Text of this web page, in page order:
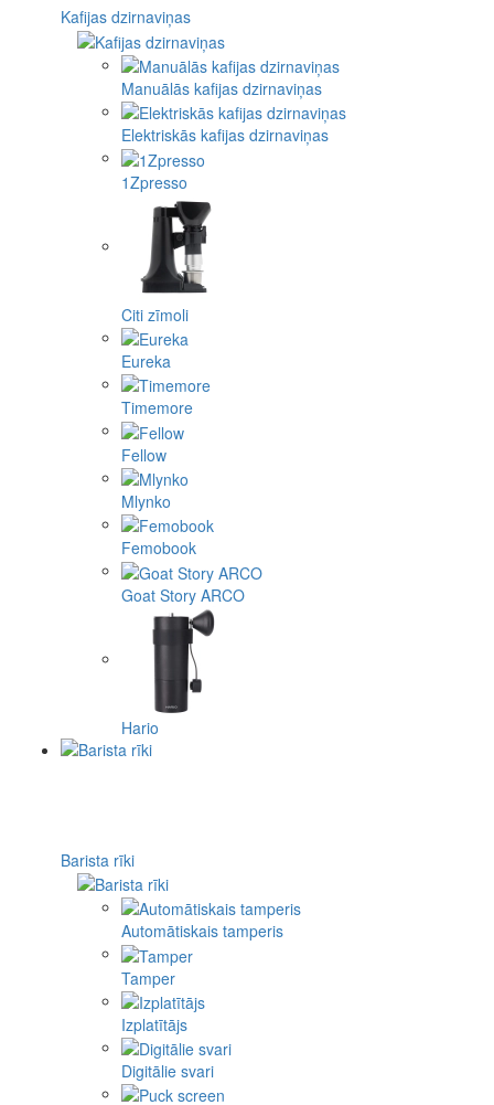
Kafijas dzirnaviņas
Manuālās kafijas dzirnaviņas
Elektriskās kafijas dzirnaviņas
1Zpresso
Citi zīmoli
Eureka
Timemore
Fellow
Mlynko
Femobook
Goat Story ARCO
Hario
Barista rīki
Automātiskais tamperis
Tamper
Izplatītājs
Digitālie svari